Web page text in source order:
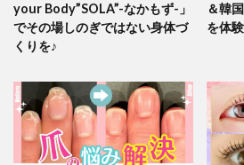
your Body”SOLA”-なかもず-」
でその場しのぎではない身体づ
くりを♪
＆韓
を体